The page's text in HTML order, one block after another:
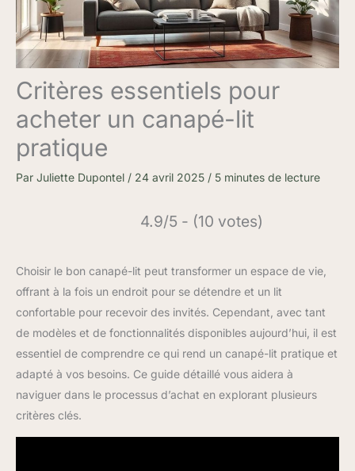
Critères essentiels pour
acheter un canapé-lit
pratique
Par Juliette Dupontel / 24 avril 2025 / 5 minutes de lecture
4.9/5 - (10 votes)
Choisir le bon canapé-lit peut transformer un espace de vie,
offrant à la fois un endroit pour se détendre et un lit
confortable pour recevoir des invités. Cependant, avec tant
de modèles et de fonctionnalités disponibles aujourd’hui, il est
essentiel de comprendre ce qui rend un canapé-lit pratique et
adapté à vos besoins. Ce guide détaillé vous aidera à
naviguer dans le processus d’achat en explorant plusieurs
critères clés.